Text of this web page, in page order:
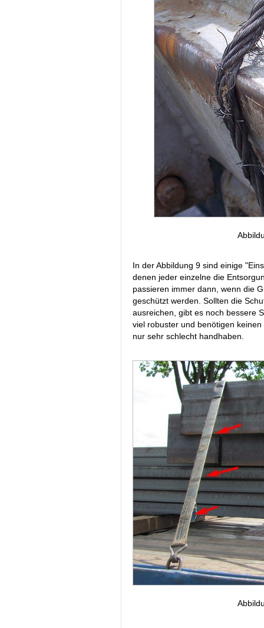
In der Abbildung 9 sind einige
denen jeder einzelne die
passieren immer dann, wenn die
geschützt werden. Sollten die
ausreichen, gibt es noch bessere
viel robuster und benötigen
nur sehr schlecht handhaben.